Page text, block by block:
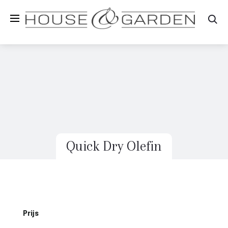
Quick Dry Olefin
Prijs